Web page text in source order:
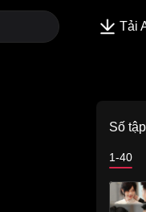
Tải
Số tập
1-40